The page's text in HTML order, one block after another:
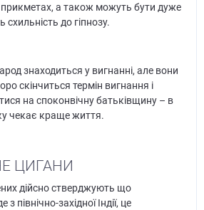
прикметах, а також можуть бути дуже
до гіпнозу.
знаходиться у вигнанні, але вони
скінчиться термін вигнання і
на споконвічну батьківщину – в
чекає краще життя.
ЦИГАНИ
дійсно стверджують що
північно-західної Індії, це